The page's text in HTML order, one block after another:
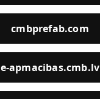
cmbprefab.com
e-apmacibas.cmb.lv